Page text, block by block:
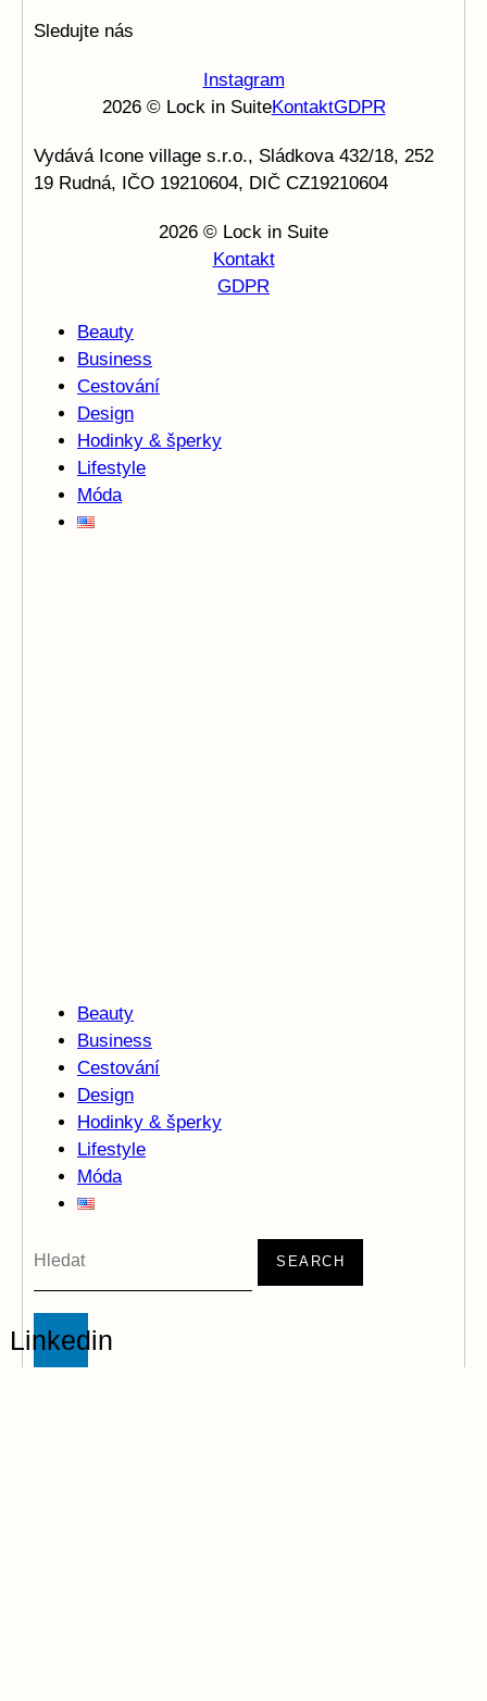
Sledujte nás
Instagram
2026 © Lock in SuiteKontaktGDPR
Vydává Icone village s.r.o., Sládkova 432/18, 252
19 Rudná, IČO 19210604, DIČ CZ19210604
2026 © Lock in Suite
Kontakt
GDPR
Beauty
Business
Cestování
Design
Hodinky & šperky
Lifestyle
Móda
Beauty
Business
Cestování
Design
Hodinky & šperky
Lifestyle
Móda
SEARCH
Linkedin